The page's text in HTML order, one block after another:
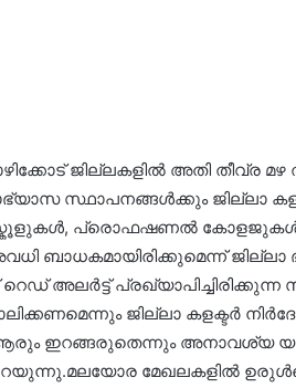
ജില്ലകളിൽ അതി തീവ്ര
സ്ഥാപനങ്ങൾക്കും ജില്ലാ
സ്കൂളുകൾ, പ്രൊഫഷണൽ
ബാധകമായിരിക്കുമെന്ന്
അലർട്ട്
ജില്ലാ കളക്ടർ
ആരും ഇറങ്ങരുതെന്നും അനാവശ്യ
മേഖലകളിൽ